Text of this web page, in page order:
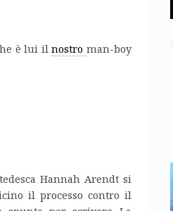
è lui il nostro man-boy
Hannah Arendt si
il processo contro il